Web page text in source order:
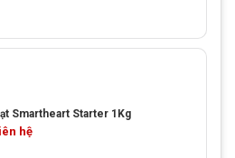
Smartheart Starter 1Kg
hệ